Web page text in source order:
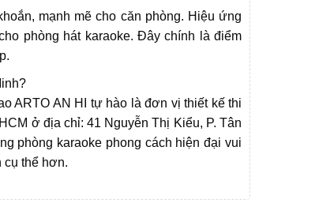
mạnh mẽ cho căn phòng. Hiệu ứng
phòng hát karaoke. Đây chính là điểm
ARTO AN HI tự hào là đơn vị thiết kế thi
ở địa chỉ: 41 Nguyễn Thị Kiểu, P. Tân
phòng karaoke phong cách hiện đại vui
cụ thể hơn.